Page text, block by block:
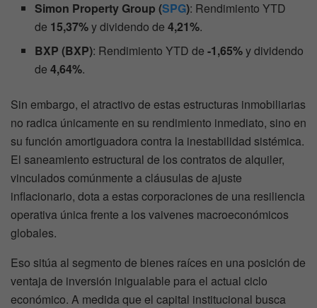
Simon Property Group (SPG): Rendimiento YTD
de 15,37%y dividendo de4,21%.
BXP (BXP): Rendimiento YTD de-1,65%y dividendo
de4,64%.
Sin embargo, el atractivo de estas estructuras inmobiliarias
no radica únicamente en su rendimiento inmediato, sino en
su función amortiguadora contra la inestabilidad sistémica.
El saneamiento estructural de los contratos de alquiler,
vinculados comúnmente a cláusulas de ajuste
inflacionario, dota a estas corporaciones de una resiliencia
operativa única frente a los vaivenes macroeconómicos
globales.
Eso sitúa al segmento de bienes raíces en una posición de
ventaja de inversión inigualable para el actual ciclo
económico. A medida que el capital institucional busca